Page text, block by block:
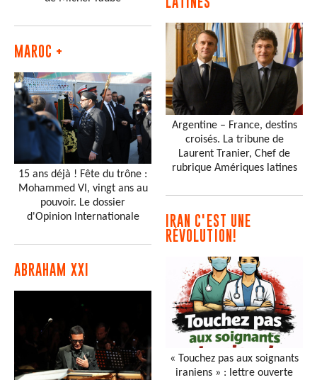
MAROC +
15 ans déjà ! Fête du trône :
Mohammed VI, vingt ans au
pouvoir. Le dossier
d'Opinion Internationale
ABRAHAM XXI
Argentine – France, destins
croisés. La tribune de
Laurent Tranier, Chef de
rubrique Amériques latines
IRAN C'EST UNE
RÉVOLUTION!
« Touchez pas aux soignants
iraniens » : lettre ouverte